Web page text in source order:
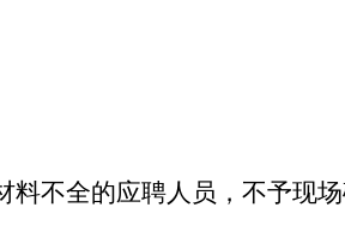
不全的应聘人员，不予现场